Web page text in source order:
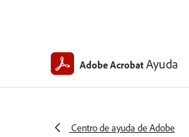
Adobe AcrobatAyuda
Centro de ayuda de Adobe
Imprimir capas